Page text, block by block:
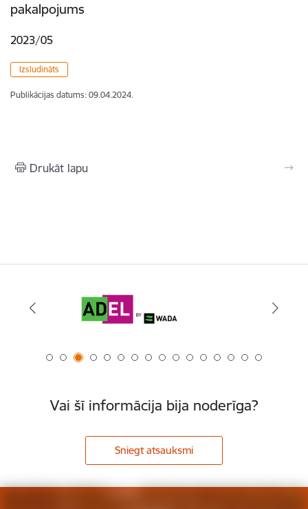
pakalpojums
2023/05
Izsludināts
Publikācijas datums: 09.04.2024.
Drukāt lapu
Vai šī informācija bija noderīga?
Sniegt atsauksmi